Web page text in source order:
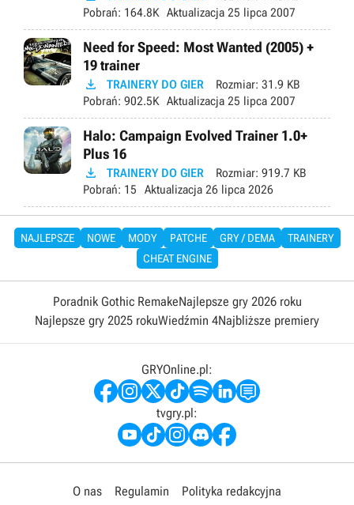
Pobrań: 164.8K Aktualizacja 25 lipca 2007
Need for Speed: Most Wanted (2005) +
19 trainer
 TRAINERY DO GIER Rozmiar: 31.9 KB
Pobrań: 902.5K Aktualizacja 25 lipca 2007
Halo: Campaign Evolved Trainer 1.0+
Plus 16
 TRAINERY DO GIER Rozmiar: 919.7 KB
Pobrań: 15 Aktualizacja 26 lipca 2026
NAJLEPSZE NOWE MODY PATCHE GRY / DEMA
TRAINERY
CHEAT ENGINE
Poradnik Gothic RemakeNajlepsze gry 2026 roku
Najlepsze gry 2025 rokuWiedźmin 4Najbliższe premiery
GRYOnline.pl:
tvgry.pl:
O nas Regulamin Polityka redakcyjna